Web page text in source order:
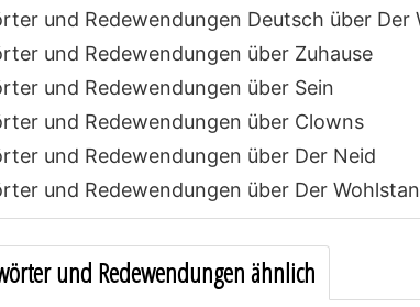
und Redewendungen Deutsch über Der
und Redewendungen über Zuhause
und Redewendungen über Sein
und Redewendungen über Clowns
und Redewendungen über Der Neid
und Redewendungen über Der
und Redewendungen ähnlich